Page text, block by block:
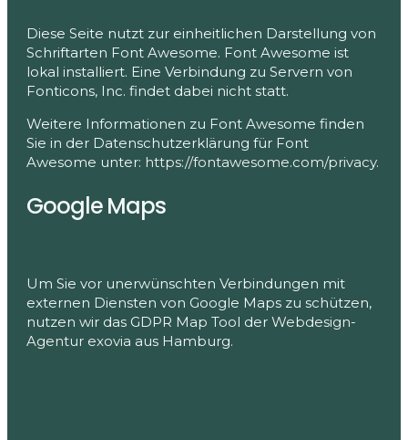
Diese Seite nutzt zur einheitlichen Darstellung von
Schriftarten Font Awesome. Font Awesome ist
lokal installiert. Eine Verbindung zu Servern von
Fonticons, Inc. findet dabei nicht statt.
Weitere Informationen zu Font Awesome finden
Sie in der Datenschutzerklärung für Font
Awesome unter: https://fontawesome.com/privacy.
Google Maps
Um Sie vor unerwünschten Verbindungen mit
externen Diensten von Google Maps zu schützen,
nutzen wir das GDPR Map Tool der Webdesign-
Agentur exovia aus Hamburg.